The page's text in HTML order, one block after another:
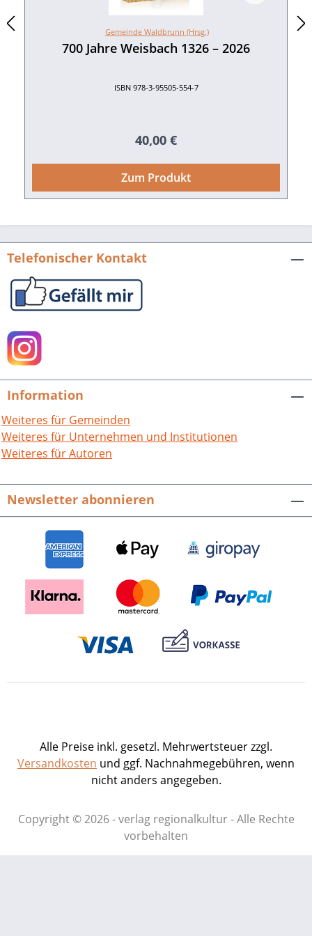
Gemeinde Waldbrunn (Hrsg.)
700 Jahre Weisbach 1326 – 2026
ISBN 978-3-95505-554-7
Regulärer Preis:
40,00 €
Zum Produkt
Telefonischer Kontakt
Information
Weiteres für Gemeinden
Weiteres für Unternehmen und Institutionen
Weiteres für Autoren
Newsletter abonnieren
Alle Preise inkl. gesetzl. Mehrwertsteuer zzgl.
Versandkosten und ggf. Nachnahmegebühren, wenn
nicht anders angegeben.
Copyright © 2026 - verlag regionalkultur - Alle Rechte
vorbehalten